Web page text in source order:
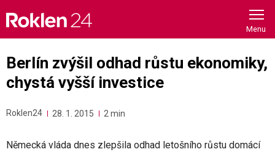
content
Berlín zvýšil odhad růstu ekonomiky,
chystá vyšší investice
Roklen24 28. 1. 2015 2 min
Německá vláda dnes zlepšila odhad letošního růstu domácí